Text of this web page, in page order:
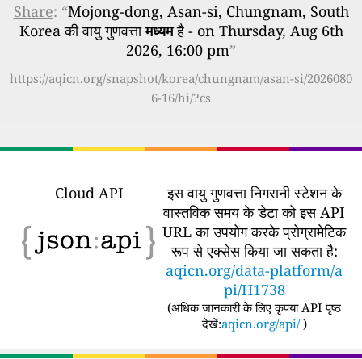
Share: “Mojong-dong, Asan-si, Chungnam, South
Korea की वायु गुणवत्तामध्यमहै - on Thursday, Aug 6th
2026, 16:00 pm”
https://aqicn.org/snapshot/korea/chungnam/asan-si/2026080
6-16/hi/?cs
Cloud API
इस वायु गुणवत्ता निगरानी स्टेशन के
वास्तविक समय के डेटा को इस API
URL का उपयोग करके प्रोग्रामेटिक
रूप से एक्सेस किया जा सकता है:
aqicn.org/data-platform/a
pi/H1738
(अधिक जानकारी के लिए कृपया API पृष्ठ
देखें:aqicn.org/api/ )